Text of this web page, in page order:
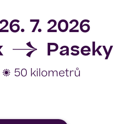
7. 2026
Paseky
50 kilometrů